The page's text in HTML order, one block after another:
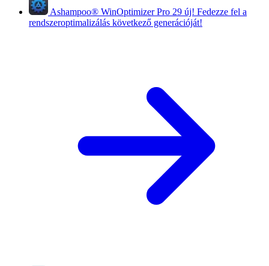
Ashampoo® WinOptimizer Pro 29 új! Fedezze fel a
rendszeroptimalizálás következő generációját!